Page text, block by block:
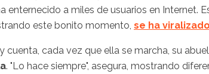
enternecido a miles de usuarios en Internet.
este bonito momento, se ha
cuenta, cada vez que ella se marcha, su
. "Lo hace siempre", asegura, mostrando